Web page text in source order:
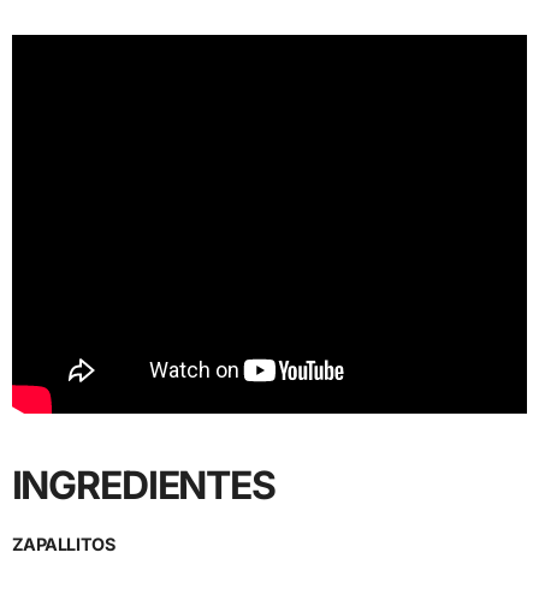
INGREDIENTES
ZAPALLITOS